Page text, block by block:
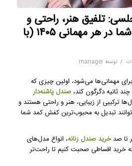
تلفیق هنر، راحتی و
مد برای درخشش شما در هر مهمانی ۱۴۰۵ (با
/ توسط manager
مهمانی‌ها می‌شود، اولین چیزی که
ثانیه دگرگون کند، صندل پاشنه‌دار
ترکیبی از زیبایی، هنر و راحتی هستند و
تبدیل به محبوب‌ترین کفش کمد شما
تا صدخرید صندل زنانه، انواع مدل‌های
ترندهای ۱۴۰۵ و البته خرید اقساطی صحبت کنیم تا راحت‌تر